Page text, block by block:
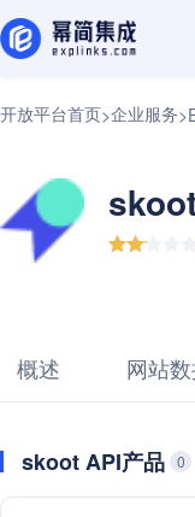
开放平台首页>企业服务>
概述 网站
skoot API产品 0